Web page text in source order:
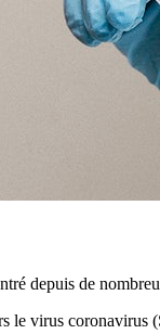
depuis de
le virus coronavirus